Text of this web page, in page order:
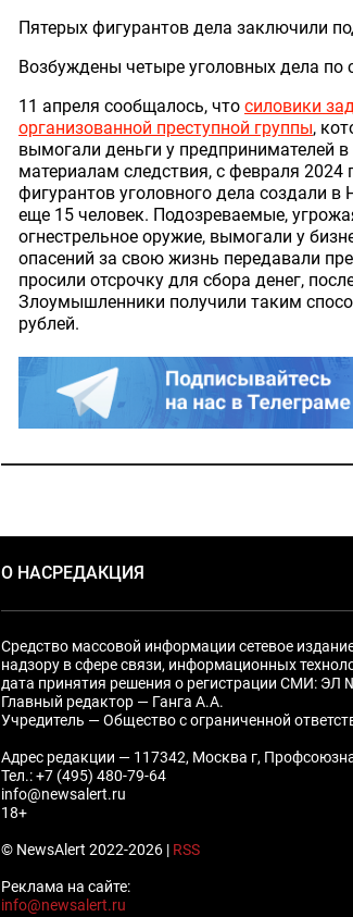
Пятерых фигурантов дела заключили
Возбуждены четыре уголовных дела по
11 апреля сообщалось, что силовики
организованной преступной группы,
вымогали деньги у предпринимателей
материалам следствия, с февраля 2024
фигурантов уголовного дела создали
еще 15 человек. Подозреваемые,
огнестрельное оружие, вымогали у
опасений за свою жизнь передавали
просили отсрочку для сбора денег,
Злоумышленники получили таким
рублей.
О НАСРЕДАКЦИЯ
Средство массовой информации сетевое
надзору в сфере связи, информационных
дата принятия решения о регистрации СМИ: ЭЛ
Главный редактор — Ганга А.А.
Учредитель — Общество с ограниченной
Адрес редакции — 117342, Москва г,
Тел.: +7 (495) 480-79-64
info@newsalert.ru
18+
© NewsAlert 2022-2026 | RSS
Реклама на сайте:
info@newsalert.ru